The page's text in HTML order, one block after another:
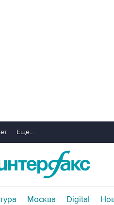
Еще...
Москва Digital